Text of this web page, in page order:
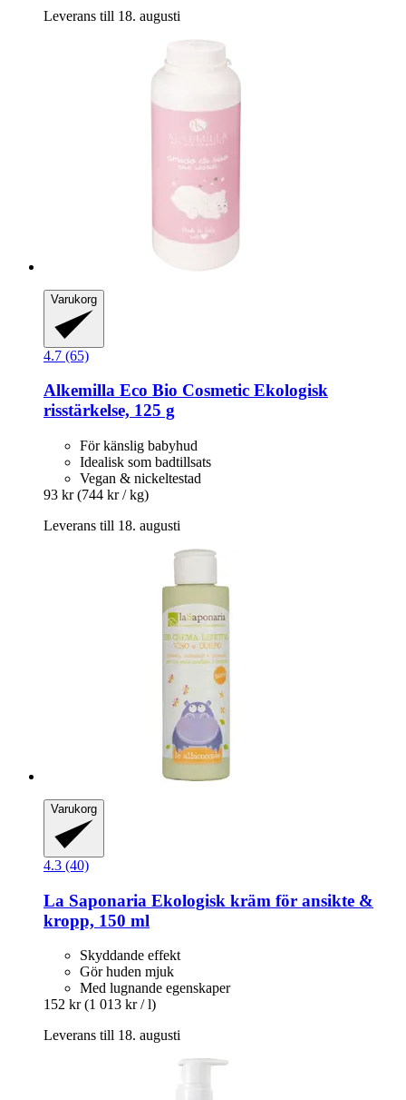
Leverans till 18. augusti
Varukorg
4.7 (65)
Alkemilla Eco Bio Cosmetic Ekologisk
risstärkelse, 125 g
För känslig babyhud
Idealisk som badtillsats
Vegan & nickeltestad
93 kr (744 kr / kg)
Leverans till 18. augusti
Varukorg
4.3 (40)
La Saponaria Ekologisk kräm för ansikte &
kropp, 150 ml
Skyddande effekt
Gör huden mjuk
Med lugnande egenskaper
152 kr (1 013 kr / l)
Leverans till 18. augusti